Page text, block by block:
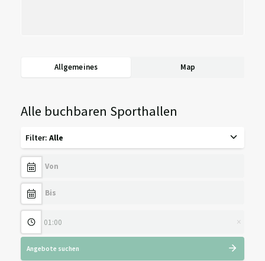
Allgemeines Map
Alle buchbaren Sporthallen
Filter: Alle
×
Angebote suchen